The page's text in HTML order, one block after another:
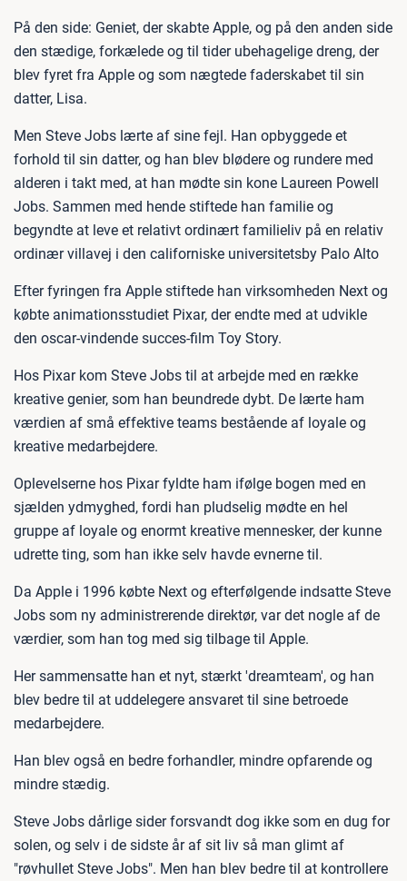
På den side: Geniet, der skabte Apple, og på den anden side
den stædige, forkælede og til tider ubehagelige dreng, der
blev fyret fra Apple og som nægtede faderskabet til sin
datter, Lisa.
Men Steve Jobs lærte af sine fejl. Han opbyggede et
forhold til sin datter, og han blev blødere og rundere med
alderen i takt med, at han mødte sin kone Laureen Powell
Jobs. Sammen med hende stiftede han familie og
begyndte at leve et relativt ordinært familieliv på en relativ
ordinær villavej i den californiske universitetsby Palo Alto
Efter fyringen fra Apple stiftede han virksomheden Next og
købte animationsstudiet Pixar, der endte med at udvikle
den oscar-vindende succes-film Toy Story.
Hos Pixar kom Steve Jobs til at arbejde med en række
kreative genier, som han beundrede dybt. De lærte ham
værdien af små effektive teams bestående af loyale og
kreative medarbejdere.
Oplevelserne hos Pixar fyldte ham ifølge bogen med en
sjælden ydmyghed, fordi han pludselig mødte en hel
gruppe af loyale og enormt kreative mennesker, der kunne
udrette ting, som han ikke selv havde evnerne til.
Da Apple i 1996 købte Next og efterfølgende indsatte Steve
Jobs som ny administrerende direktør, var det nogle af de
værdier, som han tog med sig tilbage til Apple.
Her sammensatte han et nyt, stærkt 'dreamteam', og han
blev bedre til at uddelegere ansvaret til sine betroede
medarbejdere.
Han blev også en bedre forhandler, mindre opfarende og
mindre stædig.
Steve Jobs dårlige sider forsvandt dog ikke som en dug for
solen, og selv i de sidste år af sit liv så man glimt af
"røvhullet Steve Jobs". Men han blev bedre til at kontrollere